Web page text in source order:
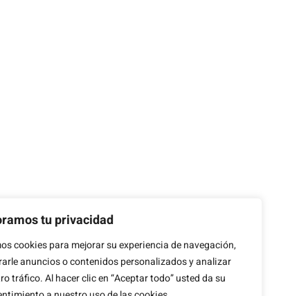
tu privacidad
cookies para mejorar su experiencia de navegación,
anuncios o contenidos personalizados y analizar
tráfico. Al hacer clic en “Aceptar todo” usted da su